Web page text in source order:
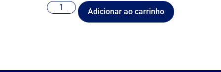
Adicionar ao carrinho